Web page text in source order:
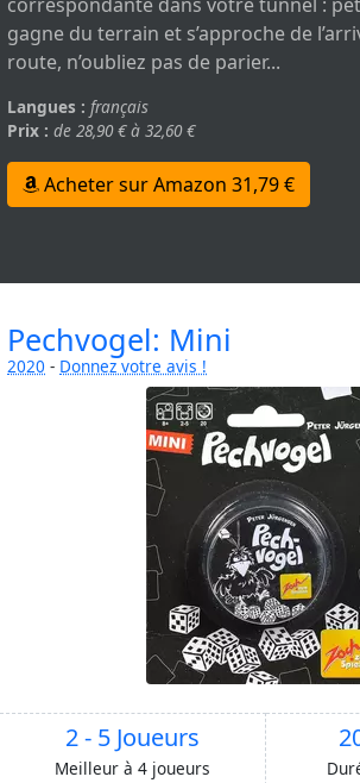
gagne du terrain et s’approche de
route, n’oubliez pas de parier...
Langues : français
Prix : de 28,90 € à 32,60 €
Acheter sur Amazon 31,79 €
Pechvogel: Mini
2020 - Donnez votre avis !
2 - 5 Joueurs
Meilleur à 4 joueurs